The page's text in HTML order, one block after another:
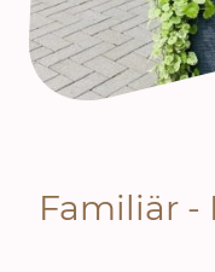
Familiär -